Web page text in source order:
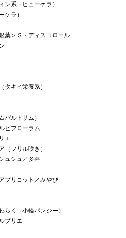
ン系（ヒューケラ）
ケラ）
葉＞Ｓ・ディスコロール
タキイ栄養系）
パルドサム）
ビフローラム
エ
（フリル咲き）
ュシュ／多弁
プリコット／みやび
らく（小輪パンジー）
ブリエ